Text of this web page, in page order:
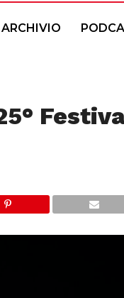
ARCHIVIO